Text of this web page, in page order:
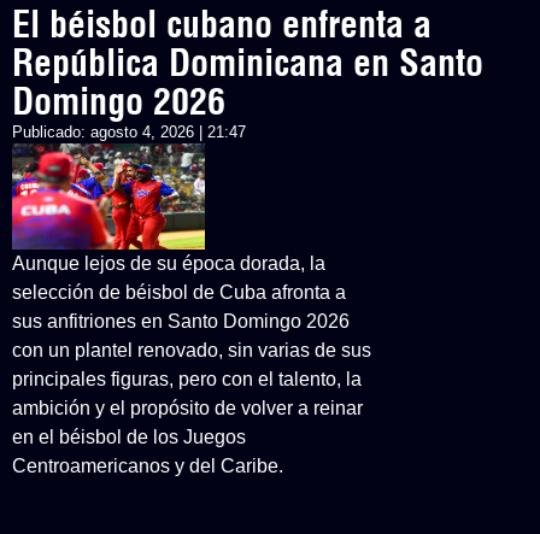
El béisbol cubano enfrenta a
República Dominicana en Santo
Domingo 2026
Publicado: agosto 4, 2026 | 21:47
Aunque lejos de su época dorada, la
selección de béisbol de Cuba afronta a
sus anfitriones en Santo Domingo 2026
con un plantel renovado, sin varias de sus
principales figuras, pero con el talento, la
ambición y el propósito de volver a reinar
en el béisbol de los Juegos
Centroamericanos y del Caribe.